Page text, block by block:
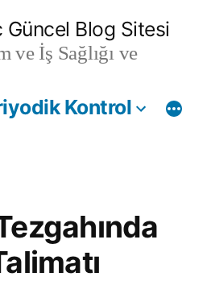
Güncel Blog Sitesi
ve İş Sağlığı ve
Kontrol